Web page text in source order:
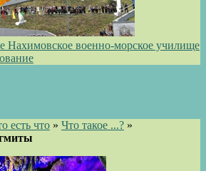
Нахимовское военно-морское училище
есть что » Что такое ...? »